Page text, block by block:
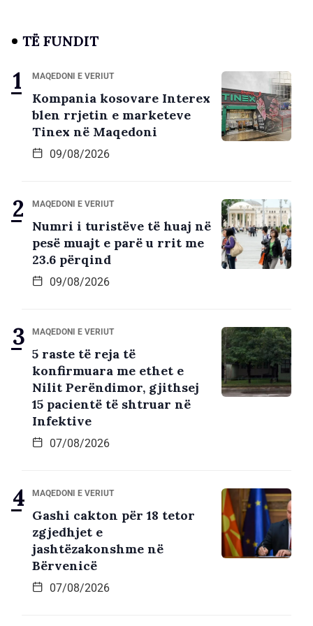
TË FUNDIT
MAQEDONI E VERIUT
Kompania kosovare Interex
blen rrjetin e marketeve
Tinex në Maqedoni
09/08/2026
MAQEDONI E VERIUT
Numri i turistëve të huaj në
pesë muajt e parë u rrit me
23.6 përqind
09/08/2026
MAQEDONI E VERIUT
5 raste të reja të
konfirmuara me ethet e
Nilit Perëndimor, gjithsej
15 pacientë të shtruar në
Infektive
07/08/2026
MAQEDONI E VERIUT
Gashi cakton për 18 tetor
zgjedhjet e
jashtëzakonshme në
Bërvenicë
07/08/2026